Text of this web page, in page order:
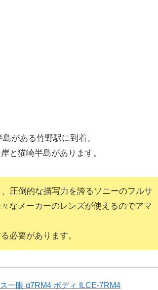
がある竹野駅に到着。
と猫崎半島があります。
圧倒的な描写力を誇るソニーのフルサ
なメーカーのレンズが使えるのでアマ
必要があります。
一眼 α7RM4 ボディ ILCE-7RM4